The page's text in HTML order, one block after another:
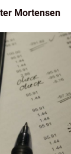
Mortensen